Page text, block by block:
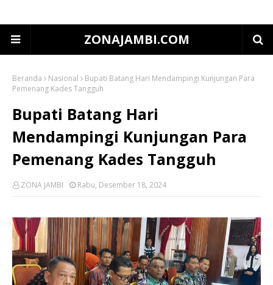
ZONAJAMBI.COM
Beranda Nasional
Bupati Batang Hari Mendampingi Kunjungan Para
Pemenang Kades Tangguh
Bupati Batang Hari
Mendampingi Kunjungan Para
Pemenang Kades Tangguh
ZONA JAMBI Rabu, Desember 18, 2024